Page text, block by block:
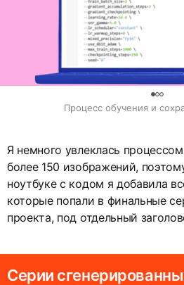
Процесс обучения и
Я немного увлеклась
более 150 изображений,
ноутбуке с кодом я добавила
которые попали в финальные
проекта, под отдельный
Серии